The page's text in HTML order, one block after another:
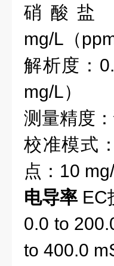
硝酸盐
mg/L（
解析度：
mg/L）
测量精度 ：
校准模式：
点： 10
电导率 EC
0.0 to
to 400.0 m